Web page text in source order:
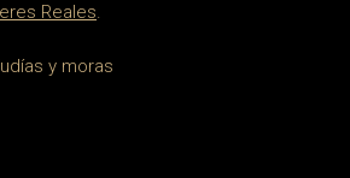
Reales.
y moras